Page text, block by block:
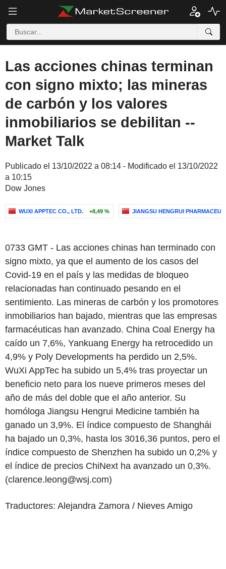
Las acciones chinas terminan
con signo mixto; las mineras
de carbón y los valores
inmobiliarios se debilitan --
Market Talk
Publicado el 13/10/2022 a 08:14 - Modificado el 13/10/2022
a 10:15
Dow Jones
WUXI APPTEC CO., LTD. +8,49 % JIANGSU HENGRUI
0733 GMT - Las acciones chinas han terminado con
signo mixto, ya que el aumento de los casos del
Covid-19 en el país y las medidas de bloqueo
relacionadas han continuado pesando en el
sentimiento. Las mineras de carbón y los promotores
inmobiliarios han bajado, mientras que las empresas
farmacéuticas han avanzado. China Coal Energy ha
caído un 7,6%, Yankuang Energy ha retrocedido un
4,9% y Poly Developments ha perdido un 2,5%.
WuXi AppTec ha subido un 5,4% tras proyectar un
beneficio neto para los nueve primeros meses del
año de más del doble que el año anterior. Su
homóloga Jiangsu Hengrui Medicine también ha
ganado un 3,9%. El índice compuesto de Shanghái
ha bajado un 0,3%, hasta los 3016,36 puntos, pero el
índice compuesto de Shenzhen ha subido un 0,2% y
el índice de precios ChiNext ha avanzado un 0,3%.
(clarence.leong@wsj.com)
Traductores: Alejandra Zamora / Nieves Amigo